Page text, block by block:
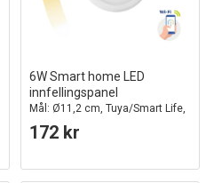
6W Smart home LED
innfellingspanel
Mål: Ø11,2 cm, Tuya/Smart Life,
Google Home og app, hull: Ø10,5
cm
172 kr